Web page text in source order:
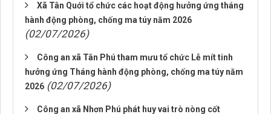
Xã Tân Quới tổ chức các hoạt động hưởng ứng tháng
hành động phòng, chống ma túy năm 2026
(02/07/2026)
Công an xã Tân Phú tham mưu tổ chức Lễ mít tinh
hưởng ứng Tháng hành động phòng, chống ma túy năm
2026 (02/07/2026)
Công an xã Nhơn Phú phát huy vai trò nòng cốt